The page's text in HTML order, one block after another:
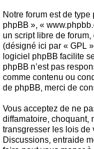
Notre forum est de
phpBB », «
un script libre de
(désigné ici par « GPL
logiciel phpBB facilite
phpBB n’est pas
comme contenu ou
de phpBB, merci de
Vous acceptez de ne
diffamatoire, choquant,
transgresser les lois de
Discussions, entraide